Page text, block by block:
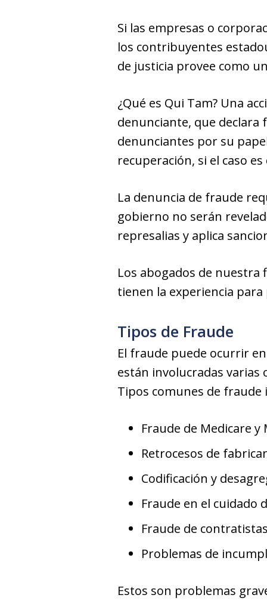
Si las empresas o
los contribuyentes
de justicia provee como
¿Qué es Qui Tam? Una
denunciante, que declara
denunciantes por su
recuperación, si el caso es
La denuncia de fraude
gobierno no serán
represalias y aplica
Los abogados de
tienen la experiencia
Tipos de Fraude
El fraude puede ocurrir
están involucradas varias
Tipos comunes de fraude
Fraude de Medicare y
Retrocesos de
Codificación y
Fraude en el cuidado
Fraude de
Problemas de
Estos son problemas